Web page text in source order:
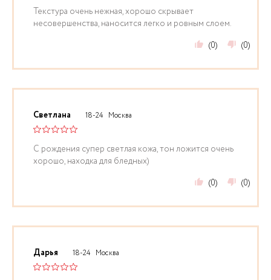
Текстура очень нежная, хорошо скрывает
несовершенства, наносится легко и ровным слоем.
(0)
(0)
Светлана 18-24 Москва
С рождения супер светлая кожа, тон ложится очень
хорошо, находка для бледных)
(0)
(0)
Дарья 18-24 Москва